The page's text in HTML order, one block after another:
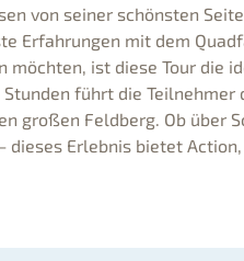
von seiner schönsten
Erfahrungen mit dem
möchten, ist diese Tour die
führt die Teilnehmer
großen Feldberg. Ob über
dieses Erlebnis bietet